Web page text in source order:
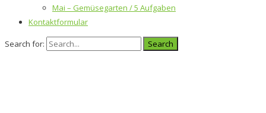
Mai – Gemüsegarten / 5 Aufgaben
Kontaktformular
Search for: